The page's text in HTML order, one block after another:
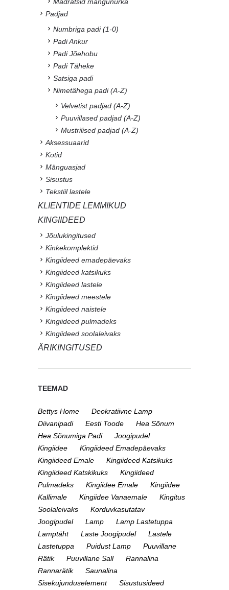
Padjad
Numbriga padi (1-0)
Padi Ankur
Padi Jõehobu
Padi Täheke
Satsiga padi
Nimetähega padi (A-Z)
Velvetist padjad (A-Z)
Puuvillased padjad (A-Z)
Mustrilised padjad (A-Z)
Aksessuaarid
Kotid
Mänguasjad
Sisustus
Tekstiil lastele
KLIENTIDE LEMMIKUD
KINGIIDEED
Jõulukingitused
Kinkekomplektid
Kingiideed emadepäevaks
Kingiideed katsikuks
Kingiideed lastele
Kingiideed meestele
Kingiideed naistele
Kingiideed pulmadeks
Kingiideed soolaleivaks
ÄRIKINGITUSED
TEEMAD
Bettys Home
Deokratiivne Lamp
Diivanipadi
Eesti Toode
Hea Sõnum
Hea Sõnumiga Padi
Joogipudel
Kingiidee
Kingiideed Emadepäevaks
Kingiideed Emale
Kingiideed Katsikuks
Kingiideed Katskikuks
Kingiideed
Pulmadeks
Kingiidee Emale
Kingiidee
Kallimale
Kingiidee Vanaemale
Kingitus
Soolaleivaks
Korduvkasutatav
Joogipudel
Lamp
Lamp Lastetuppa
Lamptäht
Laste Joogipudel
Lastele
Lastetuppa
Puidust Lamp
Puuvillane
Rätik
Puuvillane Sall
Rannalina
Rannarätik
Saunalina
Sisekujunduselement
Sisustusideed